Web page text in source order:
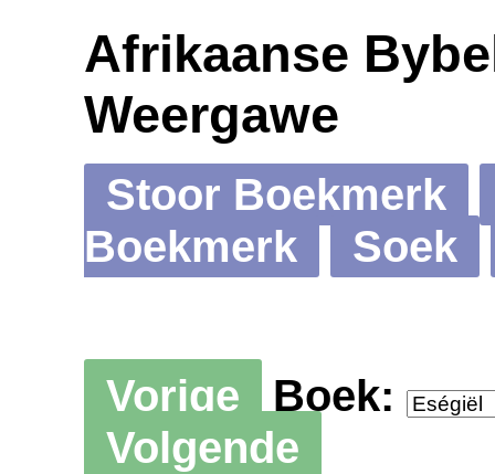
Afrikaanse
Weergawe
Stoor Boekmerk
Boekmerk
Soek
Vorige
Boek:
Volgende